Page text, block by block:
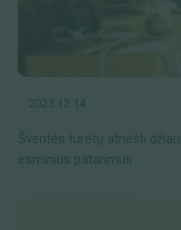
2023 12 14
Šventės turėtų atnešti
esminius patarimus